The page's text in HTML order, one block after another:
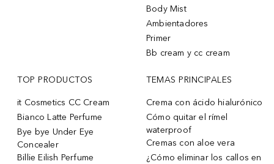
Body Mist
Ambientadores
Primer
Bb cream y cc cream
TOP PRODUCTOS
it Cosmetics CC Cream
Bianco Latte Perfume
Bye bye Under Eye
Concealer
Billie Eilish Perfume
TEMAS PRINCIPALES
Crema con ácido hialurónico
Cómo quitar el rímel
waterproof
Cremas con aloe vera
¿Cómo eliminar los callos en